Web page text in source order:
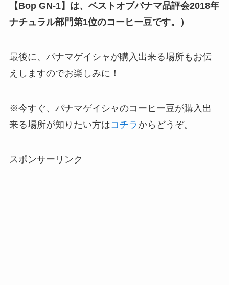
【Bop GN-1】は、ベストオブパナマ品評会2018年
ナチュラル部門第1位のコーヒー豆です。）
最後に、パナマゲイシャが購入出来る場所もお伝
えしますのでお楽しみに！
※今すぐ、パナマゲイシャのコーヒー豆が購入出
来る場所が知りたい方はコチラ からどうぞ。
スポンサーリンク